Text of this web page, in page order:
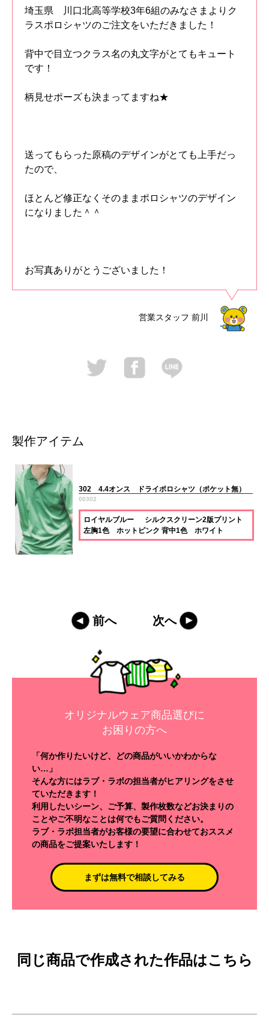
埼玉県 川口北高等学校3年6組のみなさまよりク
ラスポロシャツのご注文をいただきました！
背中で目立つクラス名の丸文字がとてもキュート
です！
柄見せポーズも決まってますね★
送ってもらった原稿のデザインがとても上手だっ
たので、
ほとんど修正なくそのままポロシャツのデザイン
になりました＾＾
お写真ありがとうございました！
営業スタッフ 前川
製作アイテム
302 4.4オンス ドライポロシャツ（ポケット無）
00302
ロイヤルブルー シルクスクリーン2版プリント
左胸1色 ホットピンク 背中1色 ホワイト
前へ 次へ
オリジナルウェア商品選びに
お困りの方へ
「何か作りたいけど、どの商品がいいかわからな
い…」
そんな方にはラブ・ラボの担当者がヒアリングをさせ
ていただきます！
利用したいシーン、ご予算、製作枚数などお決まりの
ことやご不明なことは何でもご質問ください。
ラブ・ラボ担当者がお客様の要望に合わせておススメ
の商品をご提案いたします！
まずは無料で相談してみる
同じ商品で作成された作品はこちら